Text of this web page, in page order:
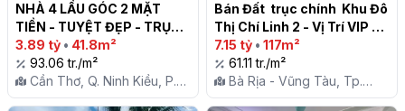
NHÀ 4 LẦU GÓC 2 MẶT
TIỀN - TUYỆT ĐẸP - TRỤC
CHÍNH  HẺM 567 AN
KHÁNH, NINH KIỀU, CẦN
THƠ
3.89 tỷ • 41.8m²
93.06 tr./m²
Cần Thơ, Q. Ninh Kiều, P.
An Khánh
Bán Đất  trục chính  Khu Đô
Thị Chí Linh 2 - Vị Trí VIP - P
Thắng Nhất - TP Vũng tàu
7.15 tỷ • 117m²
61.11 tr./m²
Bà Rịa - Vũng Tàu, Tp.
Vũng Tàu, P. Thắng Nhất